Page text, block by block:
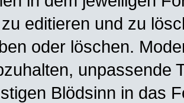
editieren und zu
oder löschen.
unpassende
Blödsinn in das